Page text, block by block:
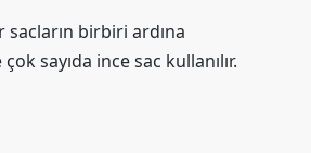
birbiri ardına
sayıda ince sac kullanılır.